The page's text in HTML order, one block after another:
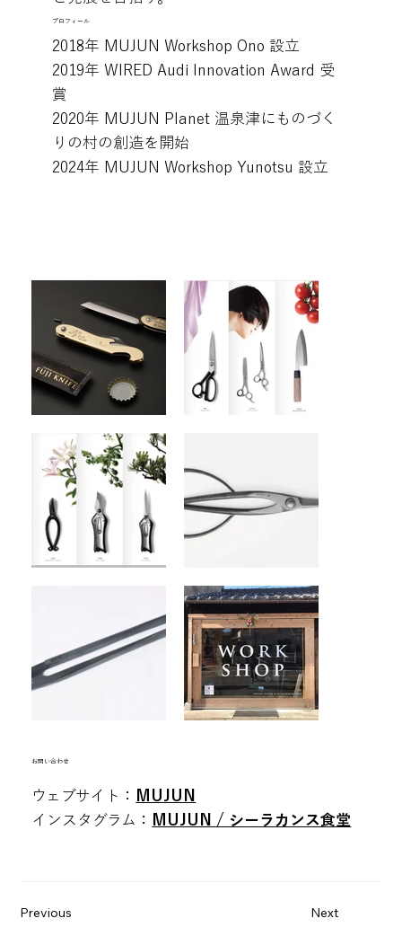
プロフィール
2018年 MUJUN Workshop Ono 設立
2019年 WIRED Audi Innovation Award 受
賞
2020年 MUJUN Planet 温泉津にものづく
りの村の創造を開始
2024年 MUJUN Workshop Yunotsu 設立
​お問い合わせ
ウェブサイト：
MUJUN
インスタグラム：
MUJUN / シーラカンス食堂
Previous Next